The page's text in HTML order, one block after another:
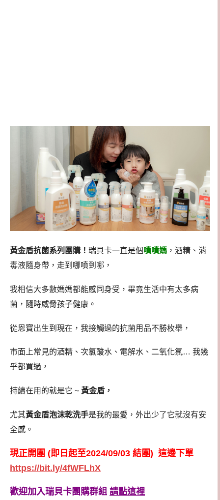
黃金盾抗菌系列團購！ 瑞貝卡一直是個噴噴媽 ，酒精、消
毒液隨身帶，走到哪噴到哪，
我相信大多數媽媽都能感同身受，畢竟生活中有太多病
菌，隨時威脅孩子健康。
從恩寶出生到現在，我接觸過的抗菌用品不勝枚舉，
市面上常見的酒精、次氯酸水、電解水、二氧化氯… 我幾
乎都買過，
持續在用的就是它 ~ 黃金盾，
尤其黃金盾泡沫乾洗手是我的最愛，外出少了它就沒有安
全感。
現正開團 (即日起至2024/09/03 結團) 這邊下單
https://bit.ly/4fWFLhX
歡迎加入瑞貝卡團購群組 請點這裡